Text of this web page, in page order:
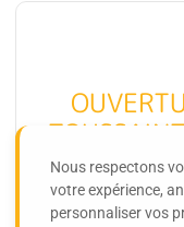
Nous respectons
votre expérience,
personnaliser vos
3